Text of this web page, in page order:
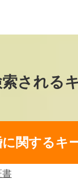
される
関するキ
書